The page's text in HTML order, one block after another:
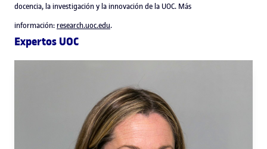
docencia, la investigación y la innovación de la UOC. Más
información:research.uoc.edu.
Expertos UOC